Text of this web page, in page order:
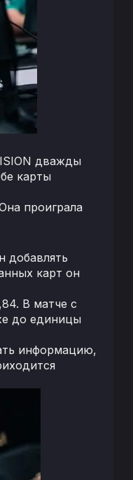
дважды
карты
проиграла
добавлять
карт он
В матче с
до единицы
информацию,